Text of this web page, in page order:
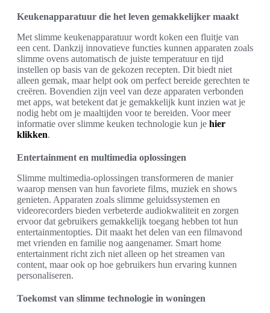
Keukenapparatuur die het leven gemakkelijker maakt
Met slimme keukenapparatuur wordt koken een fluitje van
een cent. Dankzij innovatieve functies kunnen apparaten zoals
slimme ovens automatisch de juiste temperatuur en tijd
instellen op basis van de gekozen recepten. Dit biedt niet
alleen gemak, maar helpt ook om perfect bereide gerechten te
creëren. Bovendien zijn veel van deze apparaten verbonden
met apps, wat betekent dat je gemakkelijk kunt inzien wat je
nodig hebt om je maaltijden voor te bereiden. Voor meer
informatie over slimme keuken technologie kun je hier
klikken.
Entertainment en multimedia oplossingen
Slimme multimedia-oplossingen transformeren de manier
waarop mensen van hun favoriete films, muziek en shows
genieten. Apparaten zoals slimme geluidssystemen en
videorecorders bieden verbeterde audiokwaliteit en zorgen
ervoor dat gebruikers gemakkelijk toegang hebben tot hun
entertainmentopties. Dit maakt het delen van een filmavond
met vrienden en familie nog aangenamer. Smart home
entertainment richt zich niet alleen op het streamen van
content, maar ook op hoe gebruikers hun ervaring kunnen
personaliseren.
Toekomst van slimme technologie in woningen